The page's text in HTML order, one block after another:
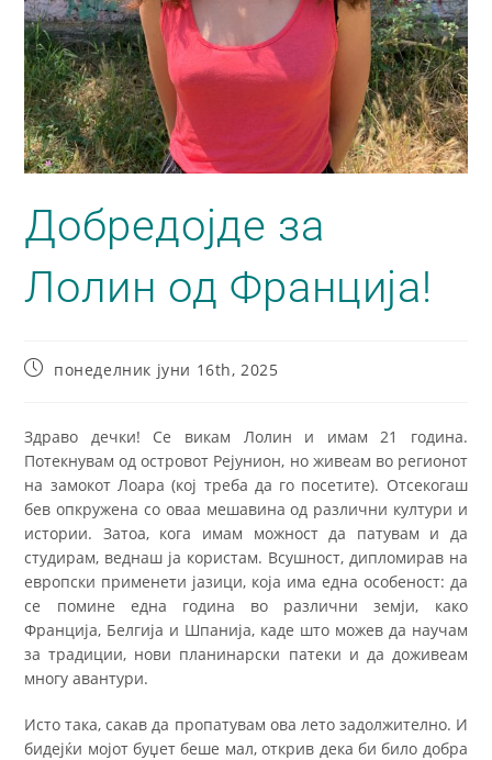
Добредојде за
Лолин од Франција!
понеделник јуни 16th, 2025
Здраво дечки! Се викам Лолин и имам 21 година.
Потекнувам од островот Рејунион, но живеам во регионот
на замокот Лоара (кој треба да го посетите). Отсекогаш
бев опкружена со оваа мешавина од различни култури и
истории. Затоа, кога имам можност да патувам и да
студирам, веднаш ја користам. Всушност, дипломирав на
европски применети јазици, која има една особеност: да
се помине една година во различни земји, како
Франција, Белгија и Шпанија, каде што можев да научам
за традиции, нови планинарски патеки и да доживеам
многу авантури.
Исто така, сакав да пропатувам ова лето задолжително. И
бидејќи мојот буџет беше мал, открив дека би било добра